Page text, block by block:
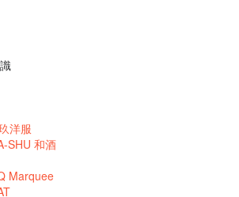
洋服
SHU 和酒
Marquee